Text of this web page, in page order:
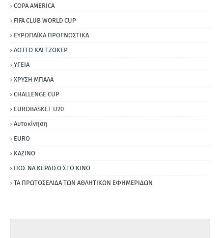
COPA AMERICA
FIFA CLUB WORLD CUP
ΕΥΡΩΠΑΪΚΑ ΠΡΟΓΝΩΣΤΙΚΑ
ΛΟΤΤΟ ΚΑΙ ΤΖΟΚΕΡ
ΥΓΕΙΑ
ΧΡΥΣΗ ΜΠΑΛΑ
CHALLENGE CUP
EUROBASKET U20
Αυτοκίνηση
ΕURO
ΚΑΖΙΝΟ
ΠΩΣ ΝΑ ΚΕΡΔΙΣΩ ΣΤΟ ΚΙΝΟ
ΤΑ ΠΡΩΤΟΣΕΛΙΔΑ ΤΩΝ ΑΘΛΗΤΙΚΩΝ ΕΦΗΜΕΡΙΔΩΝ